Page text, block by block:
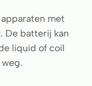
apparaten met
De batterij kan
liquid of coil